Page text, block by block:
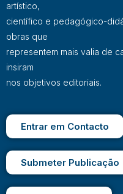
artístico,
científico e pedagógico-
obras que
representem mais valia de
insiram
nos objetivos editoriais.
Entrar em Contacto
Submeter Publicação